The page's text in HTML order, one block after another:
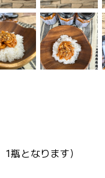
瓶となります）